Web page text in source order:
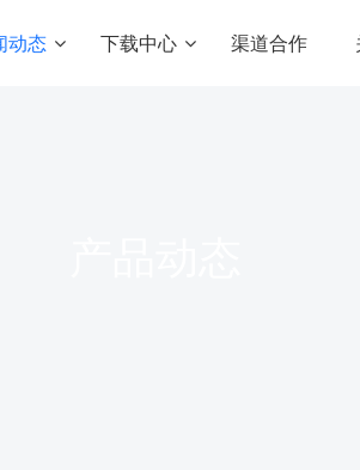
动态 下载中心 渠道合作